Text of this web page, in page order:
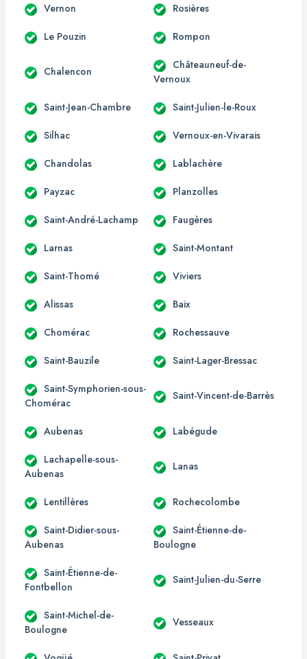
Vernon Rosières
Le Pouzin Rompon
Chalencon
Châteauneuf-de-
Vernoux
Saint-Jean-Chambre Saint-Julien-le-Roux
Silhac Vernoux-en-Vivarais
Chandolas Lablachère
Payzac Planzolles
Saint-André-Lachamp Faugères
Larnas Saint-Montant
Saint-Thomé Viviers
Alissas Baix
Chomérac Rochessauve
Saint-Bauzile Saint-Lager-Bressac
Saint-Symphorien-sous-
Chomérac
Saint-Vincent-de-Barrès
Aubenas Labégude
Lachapelle-sous-
Aubenas
Lanas
Lentillères Rochecolombe
Saint-Didier-sous-
Aubenas
Saint-Étienne-de-
Boulogne
Saint-Étienne-de-
Fontbellon
Saint-Julien-du-Serre
Saint-Michel-de-
Boulogne
Vesseaux